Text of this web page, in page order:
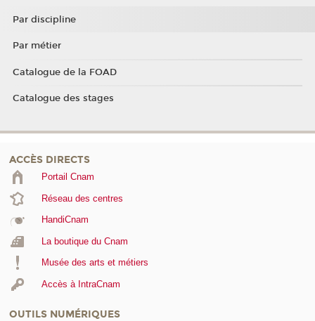
Par discipline
Par métier
Catalogue de la FOAD
Catalogue des stages
ACCÈS DIRECTS
Portail Cnam
Réseau des centres
HandiCnam
La boutique du Cnam
Musée des arts et métiers
Accès à IntraCnam
OUTILS NUMÉRIQUES